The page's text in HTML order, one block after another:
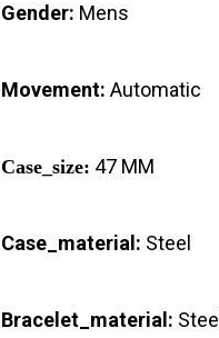
Gender: Mens
Movement: Automatic
Case_size: 47 MM
Case_material: Steel
Bracelet_material: Steel